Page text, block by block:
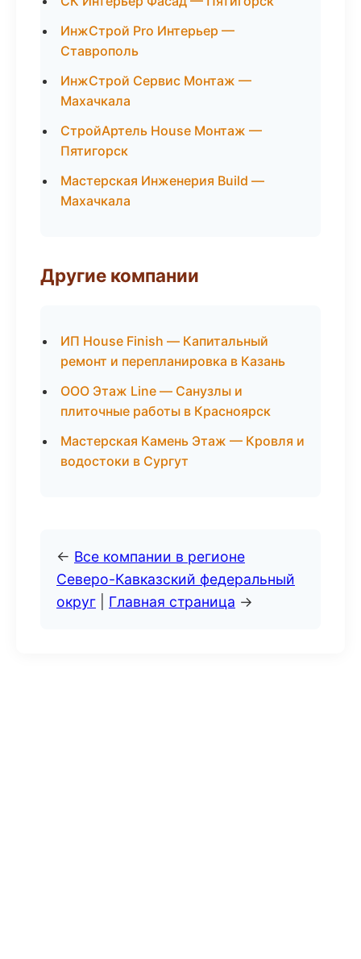
ИнжСтрой Pro Интерьер —
Ставрополь
ИнжСтрой Сервис Монтаж —
Махачкала
СтройАртель House Монтаж —
Пятигорск
Мастерская Инженерия Build —
Махачкала
Другие компании
ИП House Finish — Капитальный
ремонт и перепланировка в Казань
ООО Этаж Line — Санузлы и
плиточные работы в Красноярск
Мастерская Камень Этаж — Кровля и
водостоки в Сургут
← Все компании в регионе
Северо-Кавказский федеральный
округ
Главная страница →